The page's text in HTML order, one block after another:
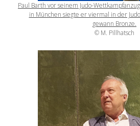
Paul Barth vor seinem Judo-
in München siegte er viermal in der
gewann Bronze.
© M. Pillhatsch